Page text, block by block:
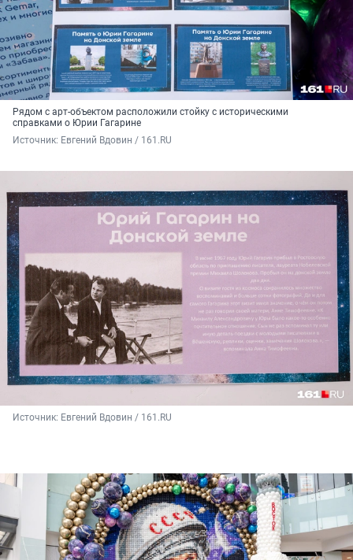
Рядом с арт-объектом расположили стойку с историческими
справками о Юрии Гагарине
Источник: Евгений Вдовин / 161.RU
Источник: Евгений Вдовин / 161.RU